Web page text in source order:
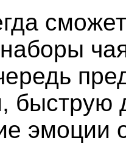
быструю
эмоции